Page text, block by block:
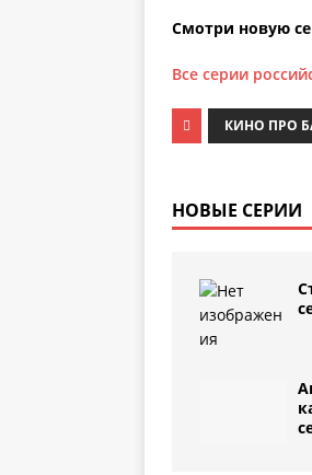
Смотри новую
Все серии
КИНО ПРО
НОВЫЕ СЕРИИ